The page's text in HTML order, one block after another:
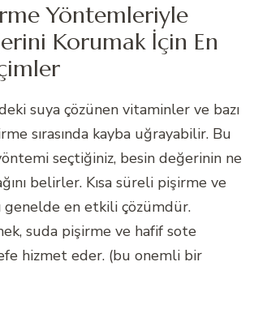
Yöntemleriyle
Korumak İçin En
suya çözünen vitaminler ve bazı
sırasında kayba uğrayabilir. Bu
seçtiğiniz, besin değerinin ne
belirler. Kısa süreli pişirme ve
genelde en etkili çözümdür.
suda pişirme ve hafif sote
hizmet eder. (bu onemli bir